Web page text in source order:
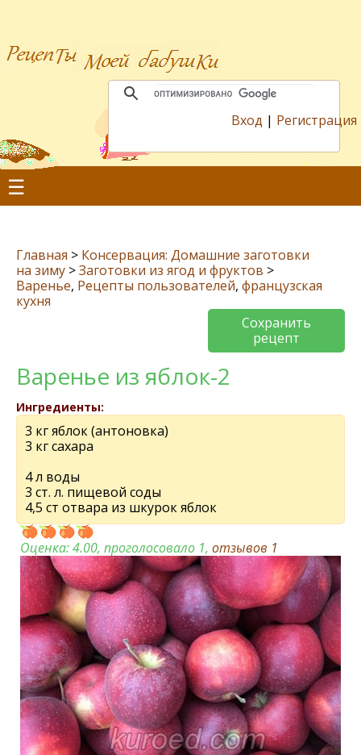
Вход | Регистрация
☰
Главная > Консервация: Домашние заготовки
на зиму >Заготовки из ягод и фруктов >
Варенье, Рецепты пользователей, французская
кухня
Сохранить
рецепт
Варенье из яблок-2
Ингредиенты:
3 кг яблок (антоновка)
3 кг сахара
4 л воды
3 ст. л. пищевой соды
4,5 ст отвара из шкурок яблок
Оценка:4.00, проголосовало 1, отзывов 1